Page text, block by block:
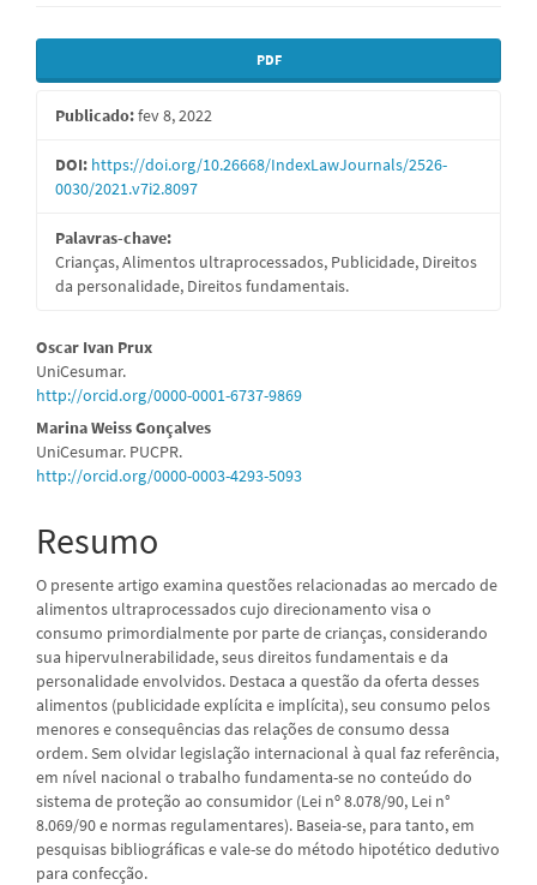
Barra
lateral
de
artigos
PDF
Publicado:fev 8, 2022
DOI: https://doi.org/10.26668/IndexLawJournals/2526-
0030/2021.v7i2.8097
Palavras-chave:
Crianças, Alimentos ultraprocessados, Publicidade, Direitos
da personalidade, Direitos fundamentais.
Conteúdo
do
artigo
principal
Oscar Ivan Prux
UniCesumar.
http://orcid.org/0000-0001-6737-9869
Marina Weiss Gonçalves
UniCesumar. PUCPR.
http://orcid.org/0000-0003-4293-5093
Resumo
O presente artigo examina questões relacionadas ao mercado de
alimentos ultraprocessados cujo direcionamento visa o
consumo primordialmente por parte de crianças, considerando
sua hipervulnerabilidade, seus direitos fundamentais e da
personalidade envolvidos. Destaca a questão da oferta desses
alimentos (publicidade explícita e implícita), seu consumo pelos
menores e consequências das relações de consumo dessa
ordem. Sem olvidar legislação internacional à qual faz referência,
em nível nacional o trabalho fundamenta-se no conteúdo do
sistema de proteção ao consumidor (Lei nº 8.078/90, Lei n°
8.069/90 e normas regulamentares). Baseia-se, para tanto, em
pesquisas bibliográficas e vale-se do método hipotético dedutivo
para confecção.